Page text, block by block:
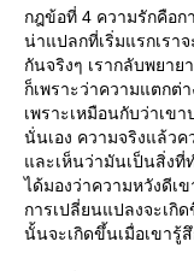
กฎข้อที่ 4 ความรักคือก
น่าแปลกที่เริ่มแรกเรา
กันจริงๆ เรากลับพยา
ก็เพราะว่าความแตกต่
เพราะเหมือนกับว่าเข
นั่นเอง ความจริงแล้ว
ละเห็นว่ามันเป็นสิ่งที่ท
ได้มองว่าความหวังดีเ
การเปลี่ยนแปลงจะเกิ
นั้นจะเกิดขึ้นเมื่อเขารู้